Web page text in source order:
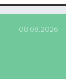
Piknikçi Sayısı
Azaldı
08.08.2026